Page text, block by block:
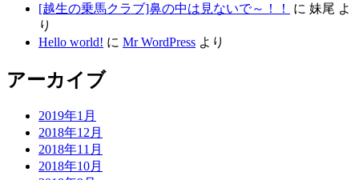
[越生の乗馬クラブ]鼻の中は見ないで～！！
に 妹尾 よ
り
Hello world! に Mr WordPress より
アーカイブ
2019年1月
2018年12月
2018年11月
2018年10月